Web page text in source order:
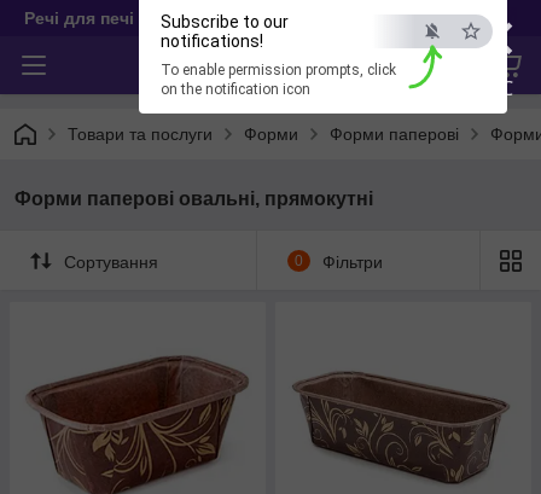
×
ESC
Subscribe to our
notifications!
To enable permission prompts, click
on the notification icon
Речі для печі
Товари та послуги Форми Форми паперові Форми
Форми паперові овальні, прямокутні
Сортування 0 Фільтри